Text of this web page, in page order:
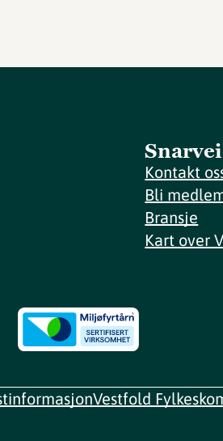
Kontakt
Bli
Bransje
Kart over
Vestfold